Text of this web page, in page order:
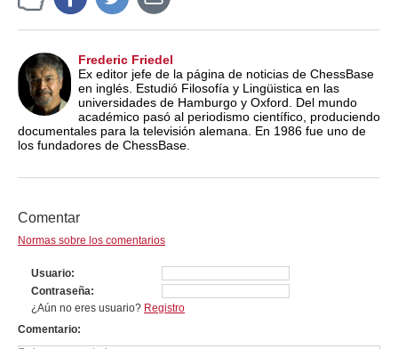
Frederic Friedel
Ex editor jefe de la página de noticias de ChessBase
en inglés. Estudió Filosofía y Lingüistica en las
universidades de Hamburgo y Oxford. Del mundo
académico pasó al periodismo científico, produciendo
documentales para la televisión alemana. En 1986 fue uno de
los fundadores de ChessBase.
Comentar
Normas sobre los comentarios
Usuario
Contraseña
¿Aún no eres usuario? Registro
Comentario